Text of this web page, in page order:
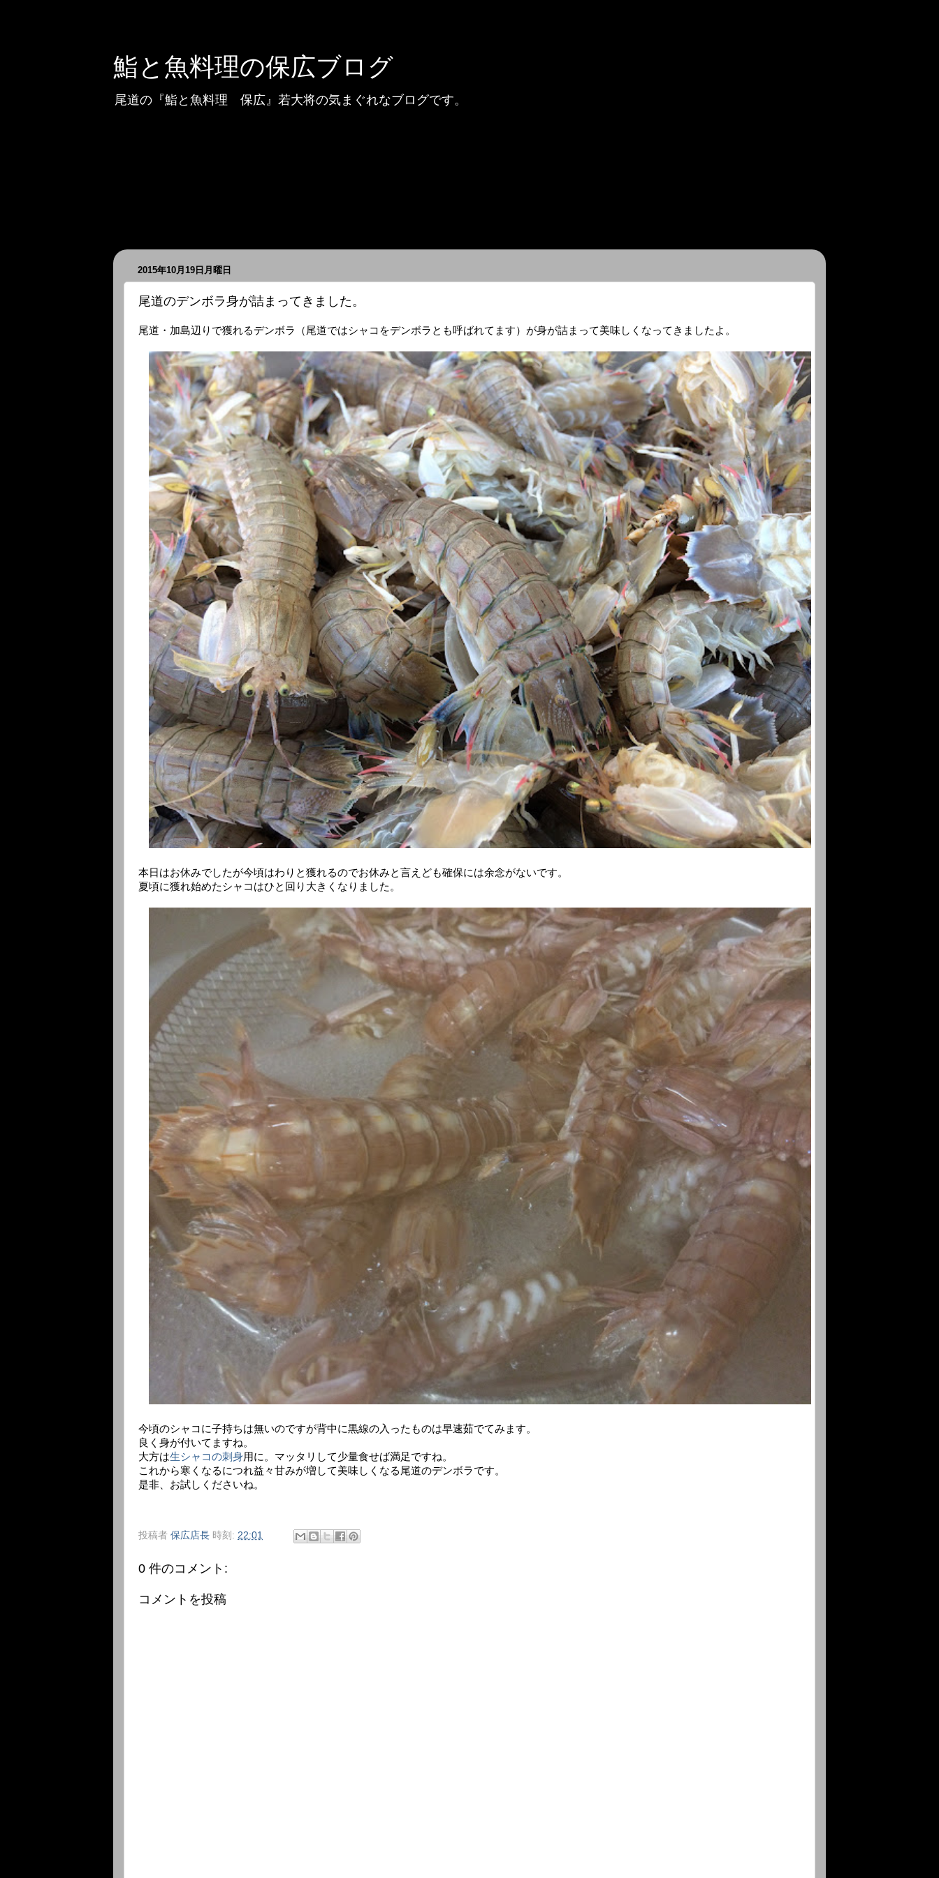
鮨と魚料理の保広ブログ
尾道の『鮨と魚料理 保広』若大将の気まぐれなブログです。
2015年10月19日月曜日
尾道のデンボラ身が詰まってきました。
尾道・加島辺りで獲れるデンボラ（尾道ではシャコをデンボラとも呼ばれてます）が身が詰まって美味しくなってきましたよ。
本日はお休みでしたが今頃はわりと獲れるのでお休みと言えども確保には余念がないです。
夏頃に獲れ始めたシャコはひと回り大きくなりました。
今頃のシャコに子持ちは無いのですが背中に黒線の入ったものは早速茹でてみます。
良く身が付いてますね。
大方は生シャコの刺身用に。マッタリして少量食せば満足ですね。
これから寒くなるにつれ益々甘みが増して美味しくなる尾道のデンボラです。
是非、お試しくださいね。
投稿者 保広店長 時刻: 22:01
0 件のコメント:
コメントを投稿